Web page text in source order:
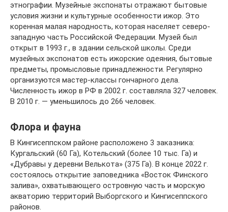
этнографии. Музейные экспонаты отражают бытовые
условия жизни и культурные особенности ижор. Это
коренная малая народность, которая населяет северо-
западную часть Российской Федерации. Музей был
открыт в 1993 г., в здании сельской школы. Среди
музейных экспонатов есть ижорские одеяния, бытовые
предметы, промысловые принадлежности. Регулярно
организуются мастер-классы гончарного дела.
Численность ижор в РФ в 2002 г. составляла 327 человек.
В 2010 г. — уменьшилось до 266 человек.
Флора и фауна
В Кингисеппском районе расположено 3 заказника:
Кургальский (60 Га), Котельский (более 10 тыс. Га) и
«Дубравы у деревни Велькота» (375 Га). В конце 2022 г.
состоялось открытие заповедника «Восток Финского
залива», охватывающего островную часть и морскую
акваторию территорий Выборгского и Кингисеппского
районов.